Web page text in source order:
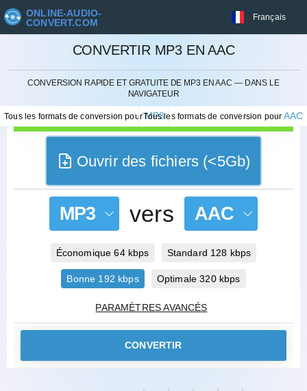
ONLINE-AUDIO-
CONVERT.COM
Français
CONVERTIR MP3 EN AAC
CONVERSION RAPIDE ET GRATUITE DE MP3 EN AAC — DANS LE
NAVIGATEUR
Tous les formats de conversion pourMP3
Tous les formats de conversion pourAAC
Ouvrir des fichiers (<5Gb)
MP3 vers AAC
Économique 64 kbps Standard 128 kbps
Bonne 192 kbps Optimale 320 kbps
PARAMÈTRES AVANCÉS
CONVERTIR